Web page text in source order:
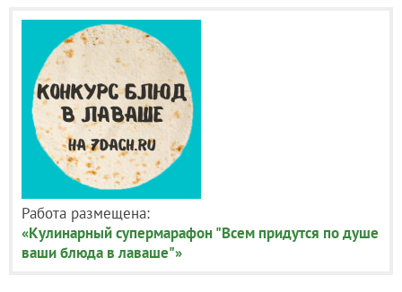
Работа размещена:
«Кулинарный супермарафон "Всем придутся по душе
ваши блюда в лаваше"»